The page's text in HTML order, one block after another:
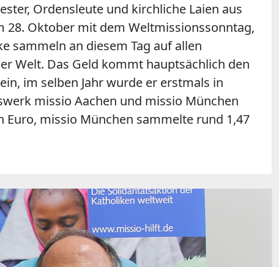
Ordensleute und kirchliche Laien aus
28. Oktober mit dem Weltmissionssonntag,
sammeln an diesem Tag auf allen
Welt. Das Geld kommt hauptsächlich den
im selben Jahr wurde er erstmals in
missio Aachen und missio München
missio München sammelte rund 1,47